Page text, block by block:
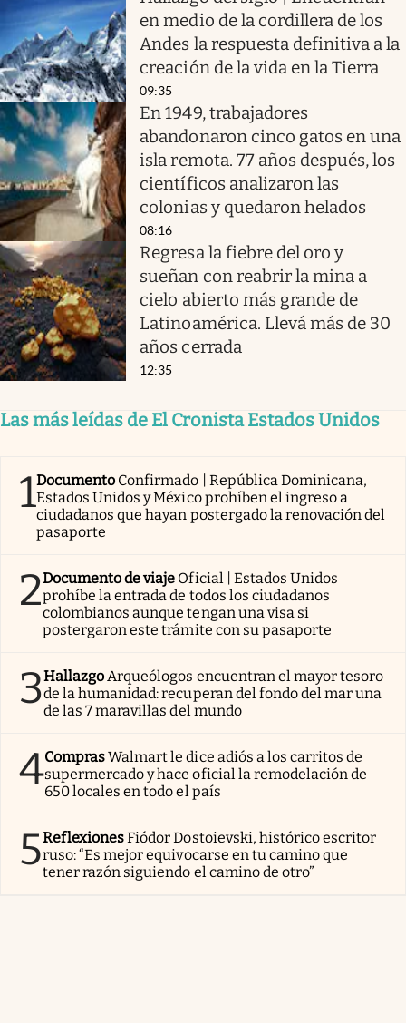
en medio de la cordillera de los
Andes la respuesta definitiva a la
creación de la vida en la Tierra
09:35
En 1949, trabajadores
abandonaron cinco gatos en una
isla remota. 77 años después, los
científicos analizaron las
colonias y quedaron helados
08:16
Regresa la fiebre del oro y
sueñan con reabrir la mina a
cielo abierto más grande de
Latinoamérica. Llevá más de 30
años cerrada
12:35
Las más leídas de El Cronista Estados Unidos
1Documento Confirmado | República Dominicana,
Estados Unidos y México prohíben el ingreso a
ciudadanos que hayan postergado la renovación del
pasaporte
2Documento de viaje Oficial | Estados Unidos
prohíbe la entrada de todos los ciudadanos
colombianos aunque tengan una visa si
postergaron este trámite con su pasaporte
3HallazgoArqueólogos encuentran el mayor tesoro
de la humanidad: recuperan del fondo del mar una
de las 7 maravillas del mundo
4ComprasWalmart le dice adiós a los carritos de
supermercado y hace oficial la remodelación de
650 locales en todo el país
5ReflexionesFiódor Dostoievski, histórico escritor
ruso: “Es mejor equivocarse en tu camino que
tener razón siguiendo el camino de otro”